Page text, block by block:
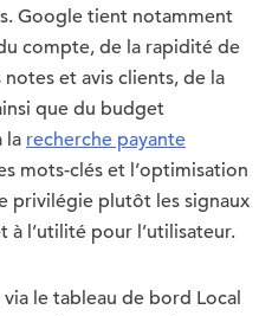
Google tient notamment
compte, de la rapidité de
et avis clients, de la
que du budget
la recherche payante
mots-clés et l’optimisation
privilégie plutôt les signaux
à l’utilité pour l’utilisateur.
le tableau de bord Local